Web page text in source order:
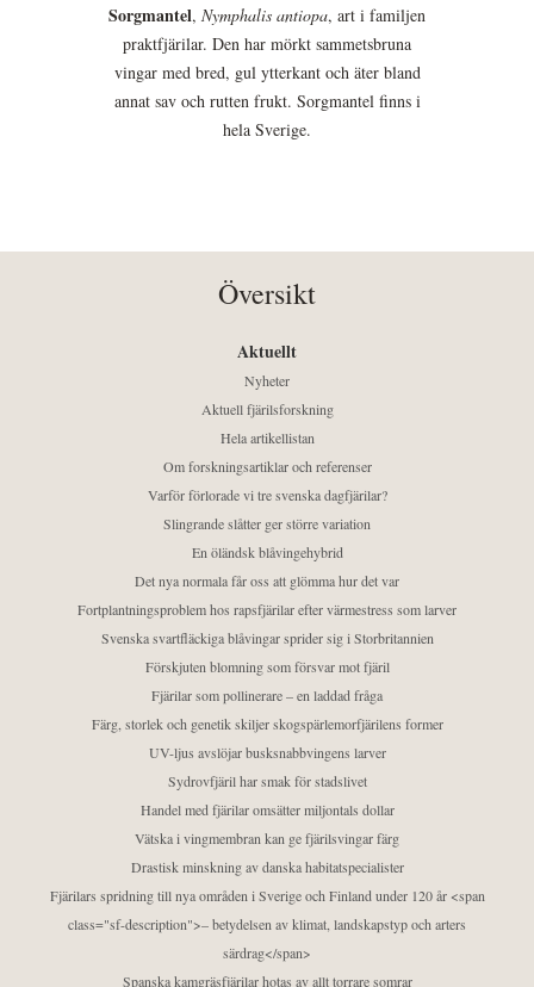
Sorgmantel, Nymphalis antiopa, art i familjen
praktfjärilar. Den har mörkt sammetsbruna
vingar med bred, gul ytterkant och äter bland
annat sav och rutten frukt. Sorgmantel finns i
hela Sverige.
Översikt
Aktuellt
Nyheter
Aktuell fjärilsforskning
Hela artikellistan
Om forskningsartiklar och referenser
Varför förlorade vi tre svenska dagfjärilar?
Slingrande slåtter ger större variation
En öländsk blåvingehybrid
Det nya normala får oss att glömma hur det var
Fortplantningsproblem hos rapsfjärilar efter värmestress som larver
Svenska svartfläckiga blåvingar sprider sig i Storbritannien
Förskjuten blomning som försvar mot fjäril
Fjärilar som pollinerare – en laddad fråga
Färg, storlek och genetik skiljer skogspärlemorfjärilens former
UV-ljus avslöjar busksnabbvingens larver
Sydrovfjäril har smak för stadslivet
Handel med fjärilar omsätter miljontals dollar
Vätska i vingmembran kan ge fjärilsvingar färg
Drastisk minskning av danska habitatspecialister
Fjärilars spridning till nya områden i Sverige och Finland under 120 år <span
class="sf-description">– betydelsen av klimat, landskapstyp och arters
särdrag</span>
Spanska kamgräsfjärilar hotas av allt torrare somrar